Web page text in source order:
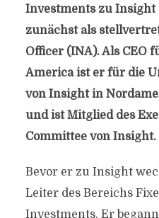
Investments zu Insight
zunächst als
Officer (INA). Als CEO
America ist er für die
von Insight in
und ist Mitglied des
Committee von Insight.
Bevor er zu Insight
Leiter des Bereichs
Investments. Er